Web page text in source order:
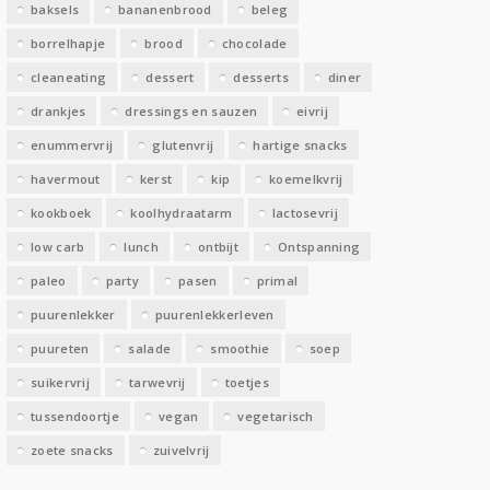
baksels bananenbrood beleg
borrelhapje brood chocolade
cleaneating dessert desserts diner
drankjes dressings en sauzen eivrij
enummervrij glutenvrij hartige snacks
havermout kerst kip koemelkvrij
kookboek koolhydraatarm lactosevrij
low carb lunch ontbijt Ontspanning
paleo party pasen primal
puurenlekker puurenlekkerleven
puureten salade smoothie soep
suikervrij tarwevrij toetjes
tussendoortje vegan vegetarisch
zoete snacks zuivelvrij